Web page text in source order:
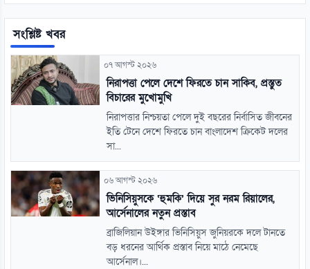
সংশ্লিষ্ট খবর
০৭ আগস্ট ২০২৬
নিরাপত্তা পেলে দেশে ফিরতে চান সাকিব, প্রস্তুত
বিচারের মুখোমুখি
নিরাপত্তার নিশ্চয়তা পেলে দুই বছরের নির্বাসিত জীবনের
ইতি টেনে দেশে ফিরতে চান বাংলাদেশ ক্রিকেট দলের
সা...
০৬ আগস্ট ২০২৬
ভিনিসিয়ুসকে ‘হুমকি’ দিয়ে সুর নরম রিয়ালের,
আর্সেনালের নতুন প্রস্তাব
ব্রাজিলিয়ান উইঙ্গার ভিনিসিয়ুস জুনিয়রকে দলে টানতে
বড় ধরনের আর্থিক প্রস্তাব নিয়ে মাঠে নেমেছে
আর্সেনাল।...